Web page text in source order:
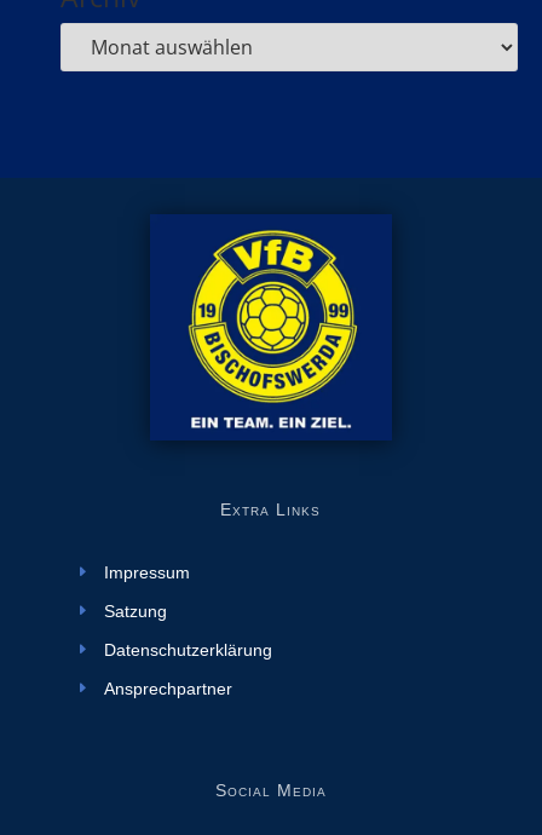
Extra Links
Impressum
Satzung
Datenschutzerklärung
Ansprechpartner
Social Media